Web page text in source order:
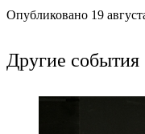
Опубликовано 19
Другие события